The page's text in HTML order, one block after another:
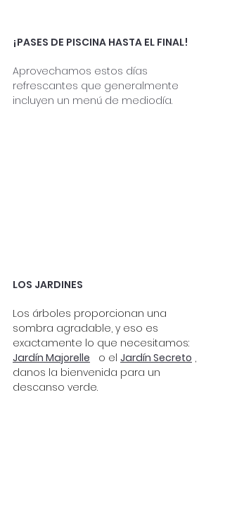
¡PASES DE PISCINA HASTA EL FINAL!
Aprovechamos estos días
refrescantes que generalmente
incluyen un menú de mediodía.
LOS JARDINES
Los árboles proporcionan una
sombra agradable, y eso es
exactamente lo que necesitamos:
Jardín Majorelle
o el Jardín Secreto ,
danos la bienvenida para un
descanso verde.